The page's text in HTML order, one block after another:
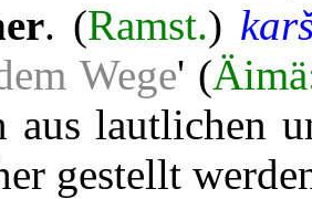
. (Ramst.)
Wege' (
aus lautlichen
gestellt